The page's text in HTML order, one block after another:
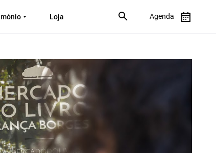
Loja Agenda